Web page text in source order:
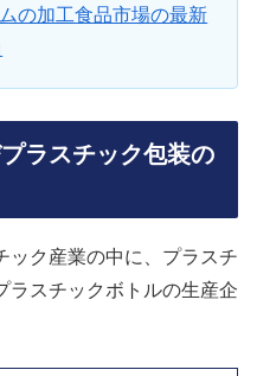
の加工食品市場の最新
ラスチック包装の
ック産業の中に、プラスチ
ラスチックボトルの生産企